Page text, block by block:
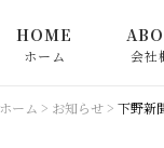
HOME
ホーム 会社
会社
ホーム > お知らせ > 下野新